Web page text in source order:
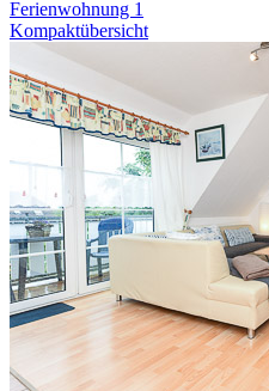
Ferienwohnung 1
Kompaktübersicht